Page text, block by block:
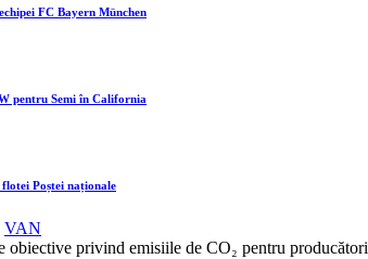
FC Bayern München
pentru Semi în California
Poștei naționale
VAN
obiective privind emisiile de CO₂ pentru